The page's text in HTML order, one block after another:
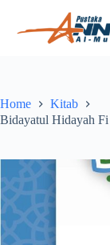
content
Home
Kitab
Bidayatul Hidayah